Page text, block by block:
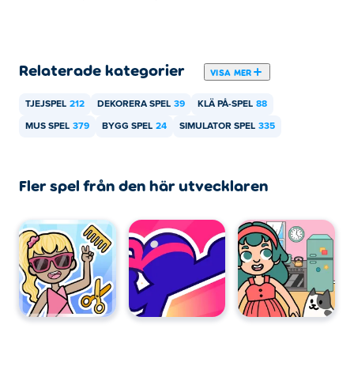
enheter som telefoner och surfplattor.
Relaterade kategorier VISA MER
TJEJSPEL 212 DEKORERA SPEL 39 KLÄ PÅ-SPEL 88
MUS SPEL 379 BYGG SPEL 24 SIMULATOR SPEL 335
Fler spel från den här utvecklaren